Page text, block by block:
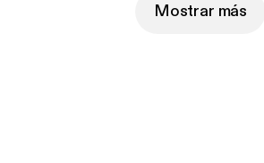
Mostrar más